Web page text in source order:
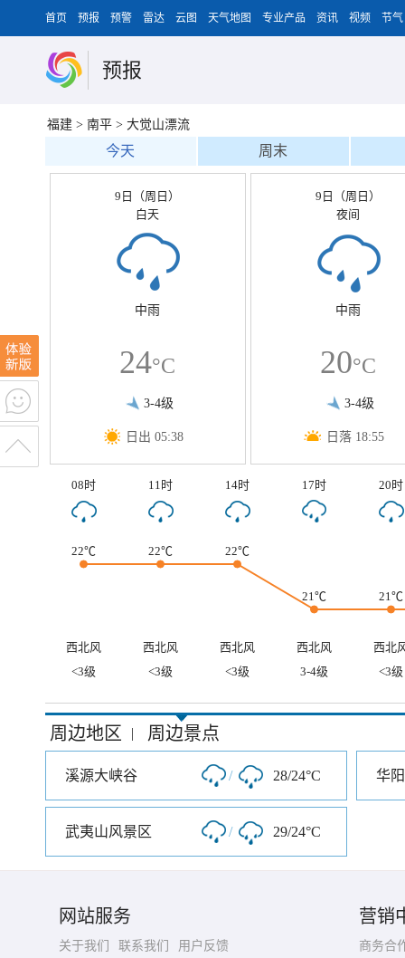
首页 预报 预警 雷达 云图 天气地图 专业产品 资讯 视频 节气
预报
福建 > 南平 > 大觉山漂流
今天 周末
9日（周日）
白天
中雨
24°C
3-4级
日出 05:38
9日（周日）
夜间
中雨
20°C
3-4级
日落 18:55
08时 11时 14时 17时 20时
22℃ 22℃ 22℃
21℃ 21℃
西北风 西北风 西北风 西北风
西北
<3级
<3级 <3级 3-4级 <3级
周边地区 | 周边景点
溪源大峡谷 / 28/24°C 华
武夷山风景区 / 29/24°C
网站服务
关于我们 联系我们
用户反馈
营销
商务合